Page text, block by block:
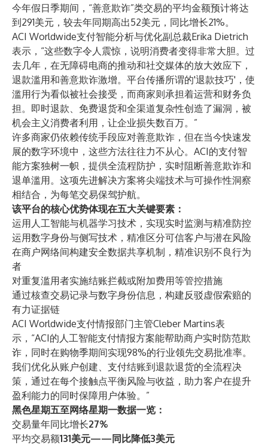
今年假日季期间，“善意欺诈”类交易的平均金额预计将达
到291美元，较去年同期高出52美元，同比增长21%。
ACI Worldwide支付智能分析与优化副总裁Erika Dietrich
表示，“这些数字令人震惊，说明消费者变得非常大胆。过
去几年，在无障碍电商的推动和社交媒体的放大效应下，
退款滥用和善意欺诈激增。平台传播所谓的'退款技巧'，使
滥用行为看似被社会接受，而商家则承担着运营和财务负
担。即时退款、免费退货和全渠道复杂性创造了漏洞，被
机会主义消费者利用，让企业损失数百万。”
许多商家仍依赖传统手段应对善意欺诈，但在当今快速发
展的数字环境中，这些方法往往力不从心。ACI的支付智
能方案独树一帜，提供全流程防护，实时阻断善意欺诈和
退单滥用。这项先进解决方案将尖端技术与可操作性洞察
相结合，为每笔交易保驾护航。
该平台的核心优势体现在五大关键要素：
运用人工智能与机器学习技术，实现实时监测与精准防控
运用数字身份与侧写技术，精准区分可信客户与潜在风险
在商户网络间构建安全数据共享机制，精准识别不良行为
者
对重复滥用者实施结账拦截或附加费用等管控措施
通过核查交易记录与数字身份信息，构建反驳虚假索赔的
有力证据链
ACI Worldwide支付情报部门主管Cleber Martins表
示，“ACI的人工智能支付情报方案能帮助商户实时防范欺
诈，同时在购物季期间实现98%的行业领先交易批准率。
我们优化从账户创建、支付结账到退款退货的全流程决
策，通过在每个接触点平衡风险与收益，助力客户在提升
盈利能力的同时保障用户体验。”
黑色星期五至网络星期一数据一览：
交易量年同比增长27%
平均交易额131美元——同比降低3美元